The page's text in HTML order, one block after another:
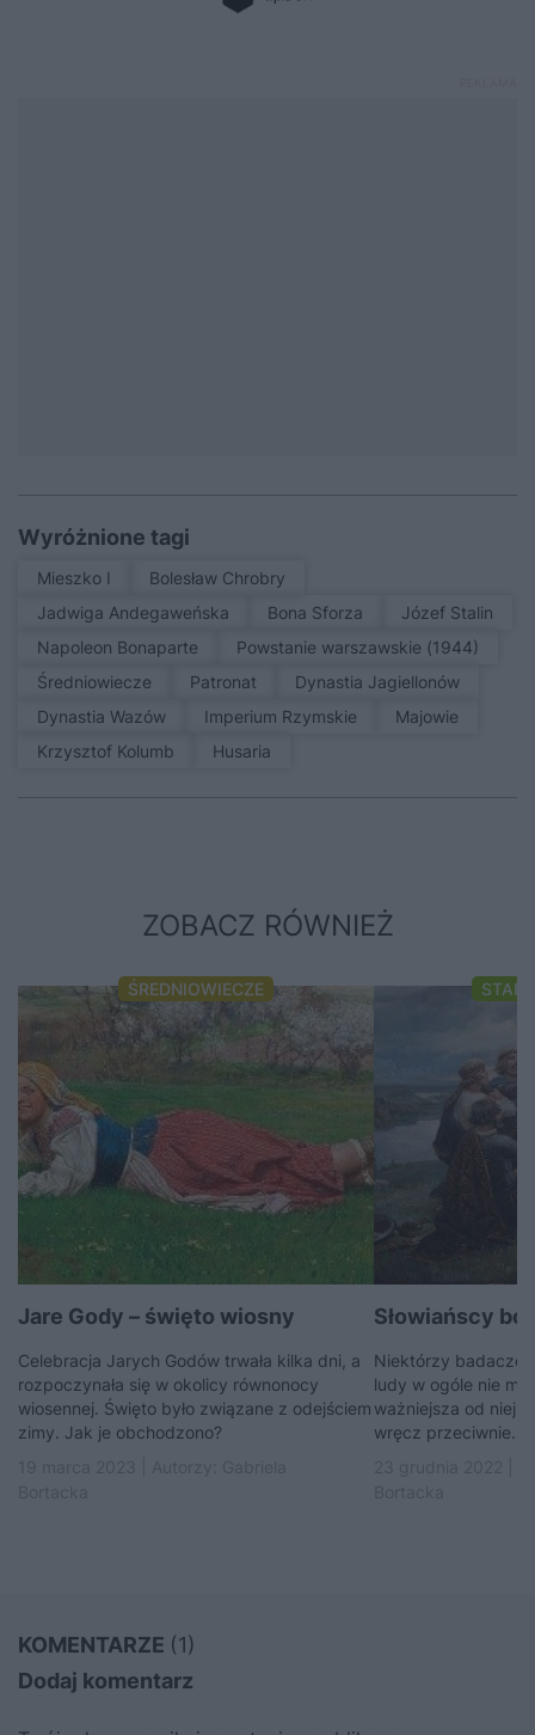
Wyróżnione tagi
Mieszko I
Bolesław Chrobry
Jadwiga Andegaweńska
Bona Sforza
Józef Stalin
Napoleon Bonaparte
Powstanie warszawskie (1944)
średniowiecze
patronat
Dynastia Jagiellonów
Dynastia Wazów
Imperium Rzymskie
Majowie
Krzysztof Kolumb
Husaria
ZOBACZ RÓWNIEŻ
ŚREDNIOWIECZE
Jare Gody – święto wiosny
Celebracja Jarych Godów trwała kilka dni, a
rozpoczynała się w okolicy równonocy
wiosennej. Święto było związane z odejściem
zimy. Jak je obchodzono?
Słowiańscy
Niektórzy badacze
ludy w ogóle nie
ważniejsza od niej
wręcz przeciwnie.
KOMENTARZE (1)
Dodaj komentarz